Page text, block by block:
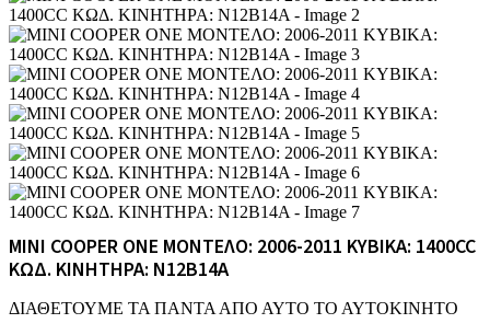
MINI COOPER ONE ΜΟΝΤΕΛΟ: 2006-2011 ΚΥΒΙΚΑ: 1400CC
ΚΩΔ. ΚΙΝΗΤΗΡΑ: N12B14A
ΔΙΑΘΕΤΟΥΜΕ ΤΑ ΠΑΝΤΑ ΑΠΟ ΑΥΤΟ ΤΟ ΑΥΤΟΚΙΝΗΤΟ